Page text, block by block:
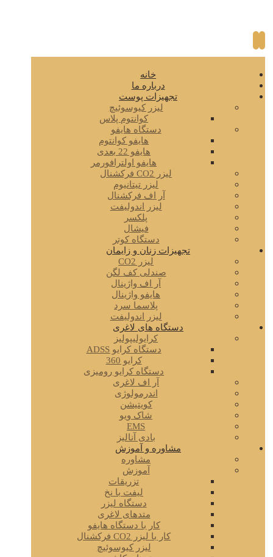
خانه
درباره ما
تجهیزات پوست
لیزر کیوسوئیچ
کوانتوم پلاس
دستگاه هایفو
هایفو کوانتوم
هایفو 22 بعدی
هایفو اولترافورمر
لیزر CO2 فرکشنال
لیزر تیتانیوم
آر اف فرکشنال
لیزر اندولیفت
پلکسر
فیشال
دستگاه کوتر
تجهیزات زنان و زایمان
لیزر CO2
صندلی کف لگن
آر اف واژینال
هایفو واژینال
پلاسما سرد
لیزر اندولیفت
دستگاه های لاغری
کرایولیپولیز
دستگاه کرایو ADSS
کرایو 360
دستگاه کرایو رومیزی
آر اف لاغری
اندرمولوژی
کویتیشن
شاک ویو
EMS
بادی آنالیز
مشاوره و آموزش
مشاوره
آموزش
تزریقات
لیفت با نخ
دستگاه لیزر
متدهای لاغری
کار با دستگاه هایفو
کار با لیزر CO2 فرکشنال
لیزر کیوسوئیچ